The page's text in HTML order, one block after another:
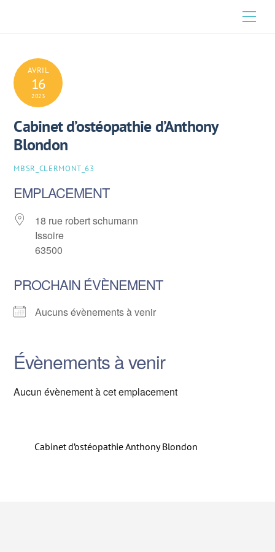
AVRIL
16
2023
Cabinet d’ostéopathie d’Anthony
Blondon
MBSR_CLERMONT_63
EMPLACEMENT
18 rue robert schumann
Issoire
63500
PROCHAIN ÉVÈNEMENT
Aucuns évènements à venir
Évènements à venir
Aucun évènement à cet emplacement
Cabinet d’ostéopathie Anthony Blondon